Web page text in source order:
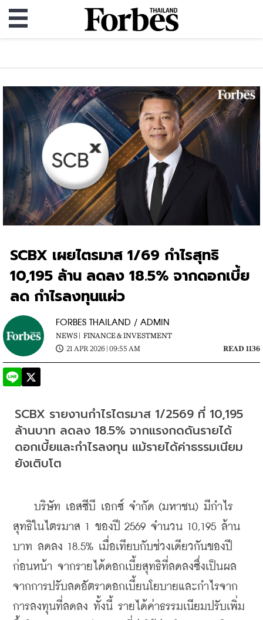
SCBX เผยไตรมาส 1/69 กำไรสุทธิ
10,195 ล้าน ลดลง 18.5% จากดอกเบี้ย
ลด กำไรลงทุนแผ่ว
FORBES THAILAND / ADMIN
NEWS | FINANCE & INVESTMENT
21 APR 2026 | 09:55 AM
READ 1136
SCBX รายงานกำไรไตรมาส 1/2569 ที่ 10,195
ล้านบาท ลดลง 18.5% จากแรงกดดันรายได้
ดอกเบี้ยและกำไรลงทุน แม้รายได้ค่าธรรมเนียม
ยังเติบโต
บริษัท เอสซีบี เอกซ์ จำกัด (มหาชน) มีกำไร
สุทธิในไตรมาส 1 ของปี 2569 จำนวน 10,195 ล้าน
บาท ลดลง 18.5% เมื่อเทียบกับช่วงเดียวกันของปี
ก่อนหน้า จากรายได้ดอกเบี้ยสุทธิที่ลดลงซึ่งเป็นผล
จากการปรับลดอัตราดอกเบี้ยนโยบายและกำไรจาก
การลงทุนที่ลดลง ทั้งนี้ รายได้ค่าธรรมเนียมปรับเพิ่ม